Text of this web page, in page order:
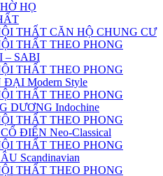
HỌ
THẤT CĂN HỘ CHUNG CƯ
THẤT THEO PHONG
– SABI
THẤT THEO PHONG
Modern Style
THẤT THEO PHONG
DƯƠNG Indochine
THẤT THEO PHONG
ĐIỂN Neo-Classical
THẤT THEO PHONG
Scandinavian
THẤT THEO PHONG